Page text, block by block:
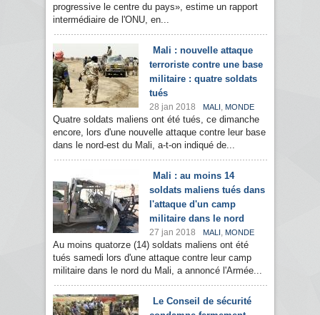
progressive le centre du pays», estime un rapport
intermédiaire de l'ONU, en...
Mali : nouvelle attaque
terroriste contre une base
militaire : quatre soldats
tués
28 jan 2018 MALI , MONDE
Quatre soldats maliens ont été tués, ce dimanche
encore, lors d'une nouvelle attaque contre leur base
dans le nord-est du Mali, a-t-on indiqué de...
Mali : au moins 14
soldats maliens tués dans
l'attaque d'un camp
militaire dans le nord
27 jan 2018 MALI , MONDE
Au moins quatorze (14) soldats maliens ont été
tués samedi lors d'une attaque contre leur camp
militaire dans le nord du Mali, a annoncé l'Armée...
Le Conseil de sécurité